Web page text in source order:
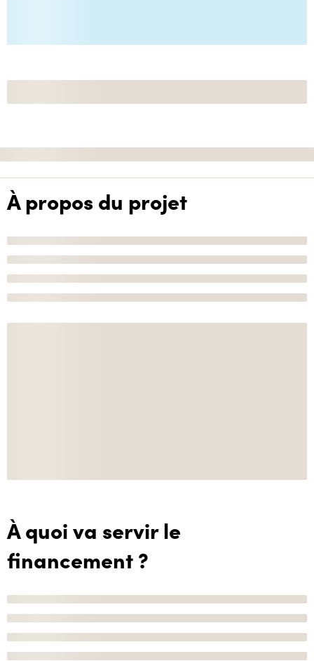
À propos du projet
À quoi va servir le
financement ?